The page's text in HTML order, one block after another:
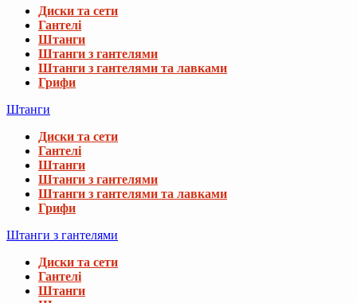
Диски та сети
Гантелі
Штанги
Штанги з гантелями
Штанги з гантелями та лавками
Грифи
Штанги
Диски та сети
Гантелі
Штанги
Штанги з гантелями
Штанги з гантелями та лавками
Грифи
Штанги з гантелями
Диски та сети
Гантелі
Штанги